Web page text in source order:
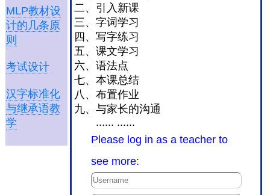
MLP教材设
计的几条原
则
考试设计
汉字标准化
与继承语教
学
二、引入新课
三、字词学习
四、写字练习
五、课文学习
六、语法点
七、本课总结
八、布置作业
九、与家长的沟通
...... ......
Please log in as a teacher to
see more: